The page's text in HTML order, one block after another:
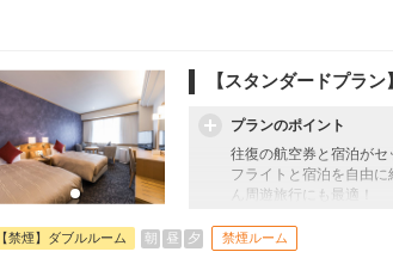
【スタンダードプラ
プランのポイント
往復の航空券と宿泊がセ
フライトと宿泊を自由
ん周遊旅行にも最適！
JALマイレージ会員の方
【禁煙】ダブルルーム 朝 昼 夕 禁煙ルーム